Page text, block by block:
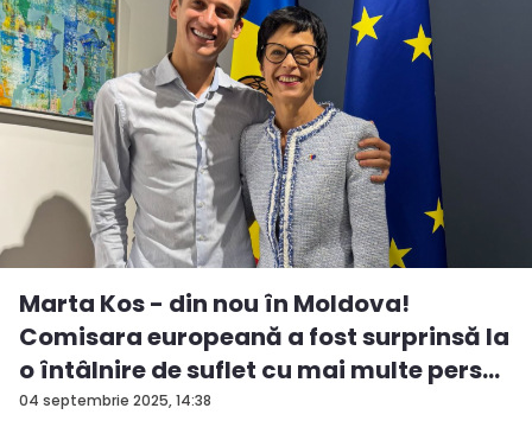
04 septembrie 2025, 14:38
Marta Kos - din nou în Moldova!
Comisara europeană a fost surprinsă la
o întâlnire de suflet cu mai multe pers...